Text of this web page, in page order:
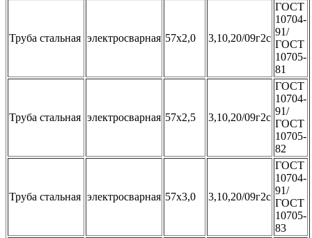
Труба стальная электросварная 57х2,0 3,10,20/09г2с
ГОСТ
10704-
91/
ГОСТ
10705-
81
Труба стальная электросварная 57х2,5 3,10,20/09г2с
ГОСТ
10704-
91/
ГОСТ
10705-
82
Труба стальная электросварная 57х3,0 3,10,20/09г2с
ГОСТ
10704-
91/
ГОСТ
10705-
83